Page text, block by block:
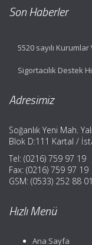
Son Haberler
5520 sayılı
Sigortacılık Destek
Adresimiz
Soğanlık Yeni Mah.
Blok D:111 Kartal /
Tel: (0216) 759 97 19
Fax: (0216) 759 97 19
GSM: (0533) 252 88 01
Hızlı Menü
Ana Sayfa